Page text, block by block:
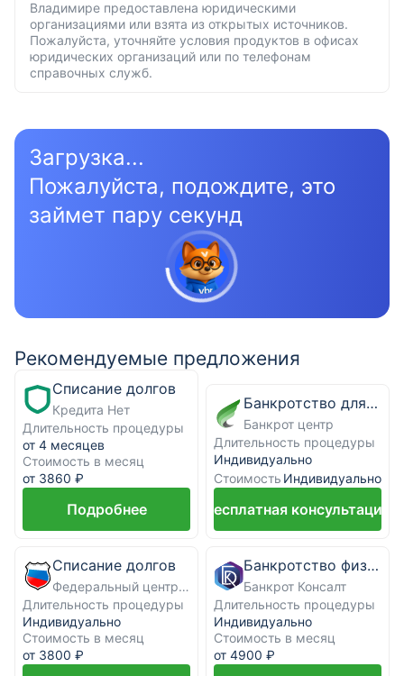
Владимире предоставлена юридическими
организациями или взята из открытых источников.
Пожалуйста, уточняйте условия продуктов в офисах
юридических организаций или по телефонам
справочных служб.
Загрузка...
Пожалуйста, подождите, это
займет пару секунд
Рекомендуемые предложения
Списание долгов
Кредита Нет
Длительность процедуры
от 4 месяцев
Стоимость в месяц
от 3860 ₽
Подробнее
Банкротство для физических лиц
Банкрот центр
Длительность процедуры
Индивидуально
Стоимость Индивидуально
Бесплатная консультация
Списание долгов
Федеральный центр банкротства граждан
Длительность процедуры
Индивидуально
Стоимость в месяц
от 3800 ₽
Банкротство физических лиц под ключ
Банкрот Консалт
Длительность процедуры
Индивидуально
Стоимость в месяц
от 4900 ₽